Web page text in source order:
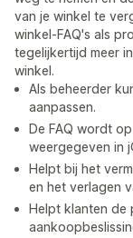
van je winkel te
winkel-FAQ's als
tegelijkertijd meer
winkel.
Als beheerder
aanpassen.
De FAQ wordt
weergegeven in
Helpt bij het
en het verlagen
Helpt klanten de